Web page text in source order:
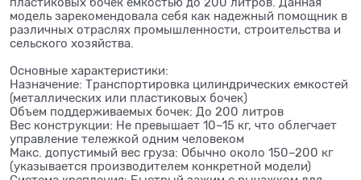
модель зарекомендовала себя как надежный помощник в
различных отраслях промышленности, строительства и
сельского хозяйства.
Основные характеристики:
Назначение: Транспортировка цилиндрических емкостей
(металлических или пластиковых бочек)
Объем поддерживаемых бочек: До 200 литров
Вес конструкции: Не превышает 10–15 кг, что облегчает
управление тележкой одним человеком
Макс. допустимый вес груза: Обычно около 150–200 кг
(указывается производителем конкретной модели)